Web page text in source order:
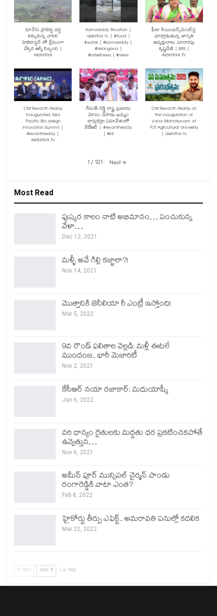
మానేరు ప్రాజెక్టు వద్ద
చిక్కుకున్న వారిని
హెలికాప్టర్ లో క్షేమంగా
చేర్చిన ఆర్మీ సిబ్బంది |
AKSHITHA
Kamareddy Situation |
akshitha tv | #flood |
#water | #kamareddy |
#telangana |
#latestnews | #news
ఫీజు రీయింబర్స్‌మెంట్‌పై
మాట్లాడుతున్న జాగృతి
అధ్యక్షురాలు సూరారపు
కృష్ణవేణి | BRS |
AKSHITHA TV
CM Revanth Reddy
Inaugurated Asia
Pacific Bio design
Innovation Summit |
#revanthreddy |
AKSHITHA TV
రేవంత్ రెడ్డి రాష్ట్ర ప్రజలను
మోసం చేసాడు..ఖమ్మం
కార్యకర్తల సమావేశంలో
కేటీఆర్ | #revanthreddy
| #ktr
CM Revanth Reddy at
the inauguration of
Vana Mahotsavam at
PJT Agricultural University
| akshitha tv
1 /121 Next»
Most Read
పుష్కర కాలం నాటి అభిమానం… పంచుకున్న
వేళా…
Dec 12, 2021
మళ్ళీ అవే గిల్లి కజ్జాలా?!
Nov 14, 2021
మొత్తానికి జెనీలియా రీ ఎంట్రీ ఇస్తోంది!
Mar 5, 2022
9వ రౌండ్ ఫలితాల వెల్లడి: మళ్లీ ఈటలే
ముందంజ.. భారీ మెజారిటీ
Nov 2, 2021
కేసీఆర్ నయా రజాకార్: మధుయాష్కీ
Jan 6, 2022
వరి ధాన్యం రైతులకు మద్దతు ధర ప్రకటించకపోతే
ఉవ్వెత్తున…
Nov 6, 2021
అమీన్ పూర్ మున్సిపల్ చైర్మన్ పాండు
రంగారెడ్డికి వాటా ఎంత?
Feb 8, 2022
హైకోర్టు తీర్పు ఎఫెక్ట్.. అమరావతి పనుల్లో కదలిక
Mar 22, 2022
PREV NEXT 1 of 762